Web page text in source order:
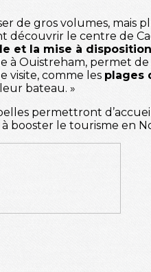
de gros volumes,
découvrir le centre de
et la mise à
à Ouistreham, permet
visite, comme les plages
bateau. »
permettront
booster le tourisme en